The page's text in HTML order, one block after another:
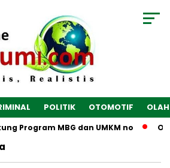
POLITIK OTOMOTIF
Program MBG dan UMKM no